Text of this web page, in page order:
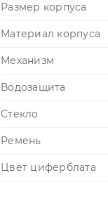
Размер корпуса
Материал корпуса
Механизм
Водозащита
Стекло
Ремень
Цвет циферблата